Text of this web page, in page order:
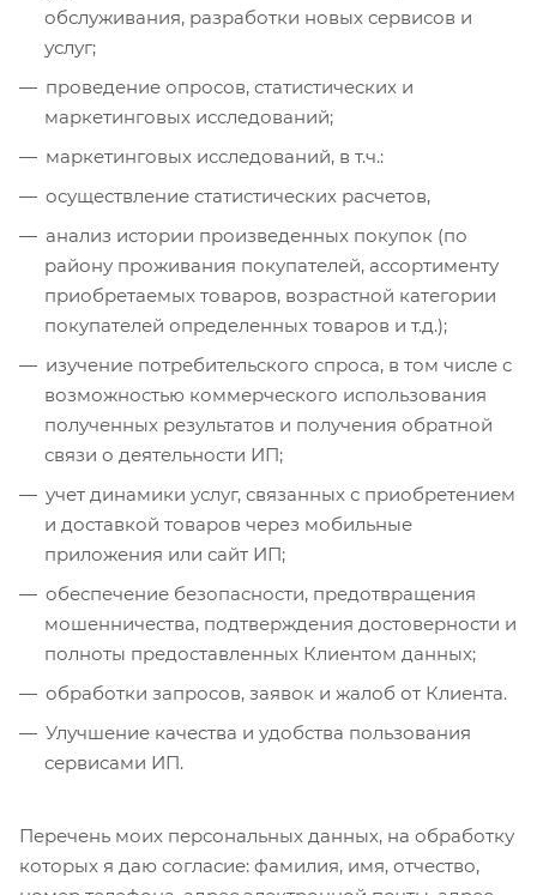
обслуживания, разработки новых сервисов и
услуг;
проведение опросов, статистических и
маркетинговых исследований;
маркетинговых исследований, в т.ч.:
осуществление статистических расчетов,
анализ истории произведенных покупок (по
району проживания покупателей, ассортименту
приобретаемых товаров, возрастной категории
покупателей определенных товаров и т.д.);
изучение потребительского спроса, в том числе с
возможностью коммерческого использования
полученных результатов и получения обратной
связи о деятельности ИП;
учет динамики услуг, связанных с приобретением
и доставкой товаров через мобильные
приложения или сайт ИП;
обеспечение безопасности, предотвращения
мошенничества, подтверждения достоверности и
полноты предоставленных Клиентом данных;
обработки запросов, заявок и жалоб от Клиента.
Улучшение качества и удобства пользования
сервисами ИП.
Перечень моих персональных данных, на обработку
которых я даю согласие: фамилия, имя, отчество,